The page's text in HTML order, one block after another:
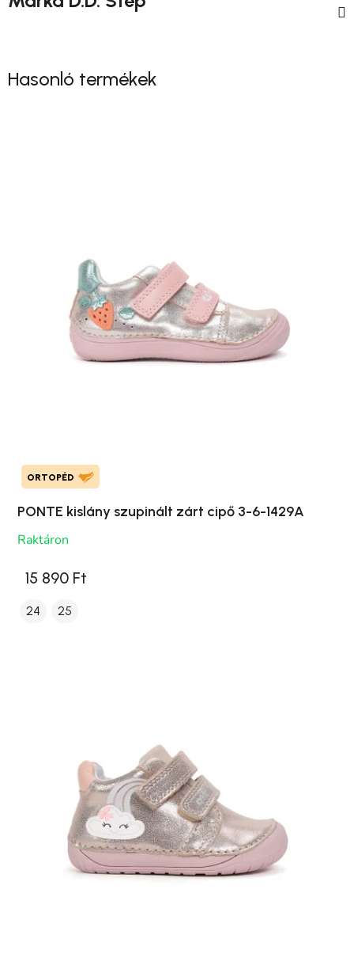
Hasonló termékek
ORTOPÉD
PONTE kislány szupinált zárt cipő 3-6-1429A
Raktáron
15 890 Ft
24 25